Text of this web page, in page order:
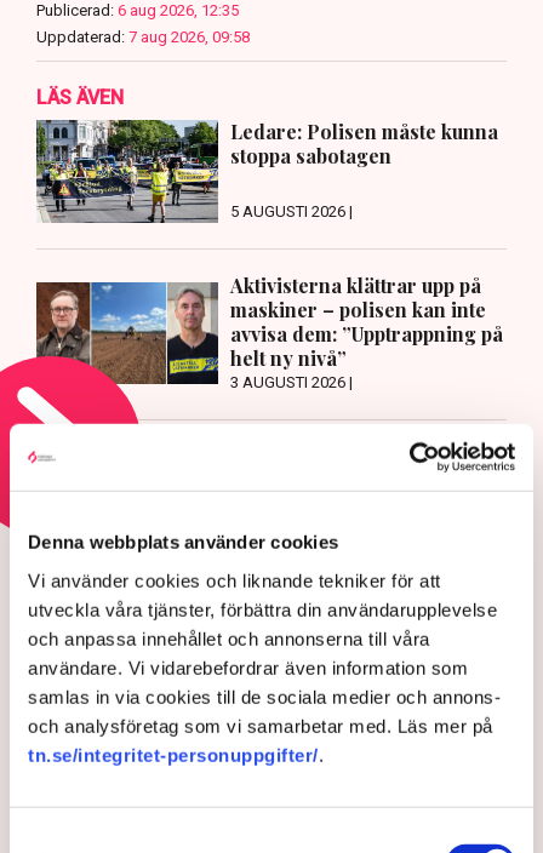
Denna webbplats använder cookies
Vi använder cookies och liknande tekniker för att
utveckla våra tjänster, förbättra din användarupplevelse
och anpassa innehållet och annonserna till våra
användare. Vi vidarebefordrar även information som
samlas in via cookies till de sociala medier och annons-
och analysföretag som vi samarbetar med. Läs mer på
tn.se/integritet-personuppgifter/.
Publicerad: 6 aug 2026, 12:35
Uppdaterad: 7 aug 2026, 09:58
LÄS ÄVEN
Ledare: Polisen måste kunna
stoppa sabotagen
5 AUGUSTI 2026 |
Aktivisterna klättrar upp på
maskiner – polisen kan inte
avvisa dem: ”Upptrappning på
helt ny nivå”
3 AUGUSTI 2026 |
Läs mer om hoten mot äganderätten
HOTEN MOT ÄGANDERÄTTEN
Aktivisterna klättrar upp på
maskiner – polisen kan inte
avvisa dem: ”Upptrappning
på helt ny nivå”